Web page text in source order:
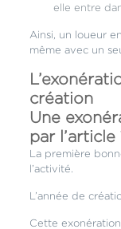
elle entre
Ainsi, un loueur
même avec un
création
Une
par l’article
La première
l’activité.
L’année de
Cette